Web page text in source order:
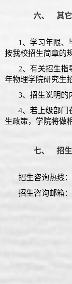
六、 其它
1、学习年限、
按我校招生简章的
2、有关招生指
年物理学院研究生
3、招生说明的
4、若上级部门
生政策，学院将做
七、 招生
招生咨询热线：
招生咨询邮箱：